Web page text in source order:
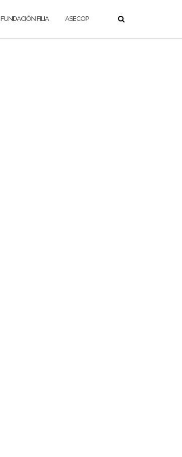
FUNDACIÓN FILIA ASECOP